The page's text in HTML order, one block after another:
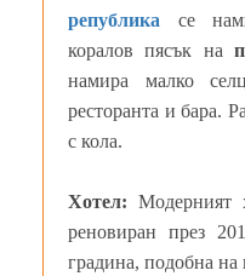
република се
коралов пясък на
намира малко
ресторанта и бара.
с кола.
Хотел: Модерният
реновиран през
градина, подобна